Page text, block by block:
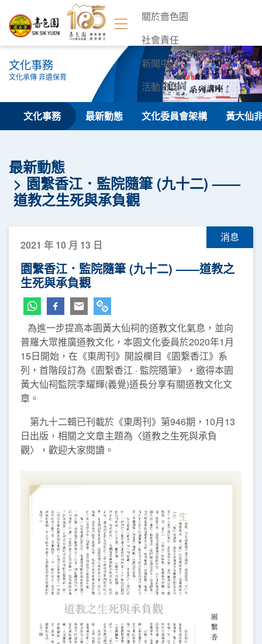
關於嗇色園
社會責任
新聞中心
活動日誌
聯絡我們
文化事務
文化承傳 非遺保育
文化事務 最新動態 文化委員會架構 黃大仙
最新動態
園繫香江．監院隨筆 (九十二) ——
道教之生死與承負觀
消息
2021 年 10 月 13 日
園繫香江．監院隨筆 (九十二) ——道教之
生死與承負觀
為進一步提高本園黃大仙祠的道教文化氣息，並向
普羅大眾推廣道教文化，本園文化委員於2020年1月
15日開始，在《東周刊》開設欄目《園繋香江》系
列，首階段訂為《園繋香江 · 監院隨筆》，邀得本園
黃大仙祠監院李耀輝(義覺)道長分享有關道教文化文
章。
第九十二輯已刊載於《東周刊》第946期，10月13
日出版，相關之文章主題為〈道教之生死與承負
觀〉，歡迎大家閱讀。